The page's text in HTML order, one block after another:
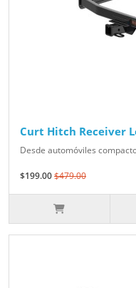
Curt Hitch Receiver
Desde automóviles
$199.00$479.00